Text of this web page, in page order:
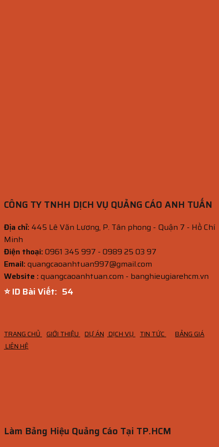
CÔNG TY TNHH DỊCH VỤ QUẢNG CÁO ANH TUẤN
Địa chỉ: 445 Lê Văn Lương, P. Tân phong - Quận 7 - Hồ Chí
Minh
Điện thoại:0961 345 997 - 0989 25 03 97
Email:quangcaoanhtuan997@gmail.com
Website :quangcaoanhtuan.com - banghieugiarehcm.vn
⭐ ID Bài Viết: 53
TRANG CHỦ GIỚI THIỆU DỰ ÁN DỊCH VỤ TIN TỨC
BẢNG GIÁ
LIÊN HỆ
Làm Bảng Hiệu Quảng Cáo Tại TP.HCM